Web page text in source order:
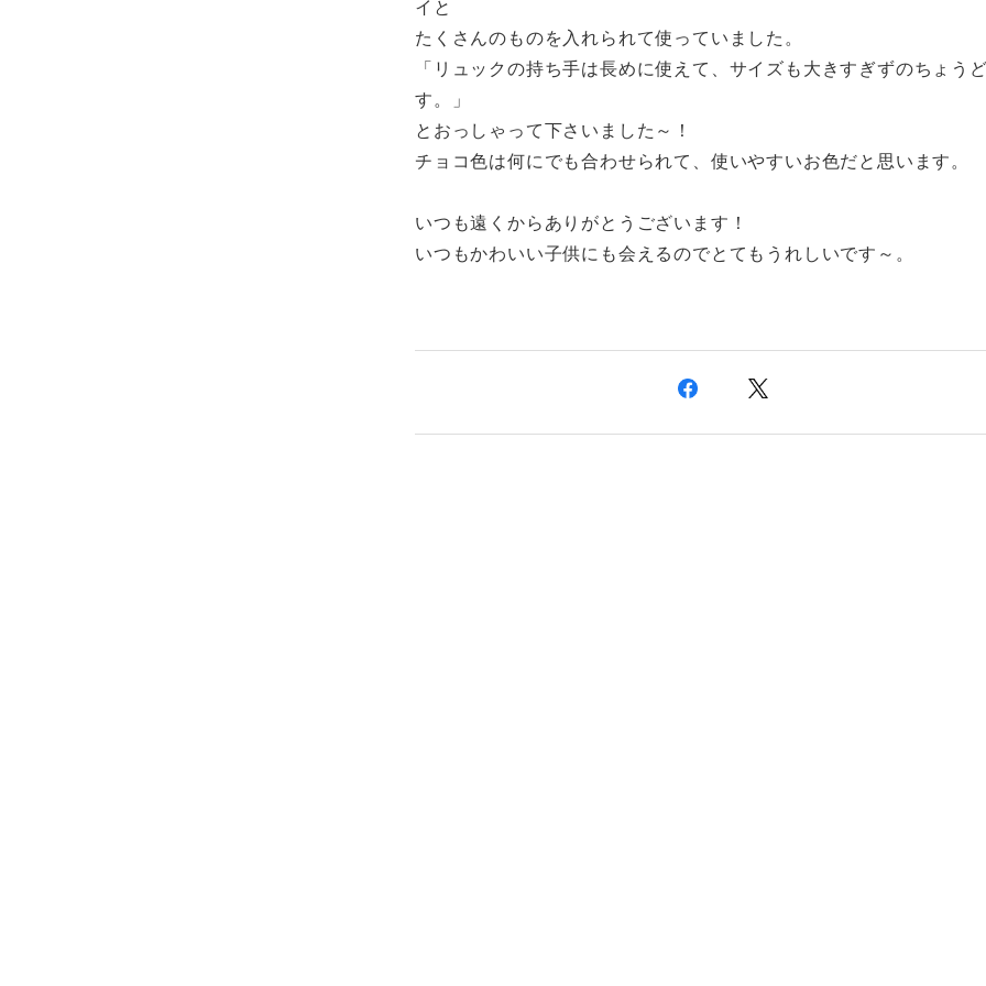
イと
たくさんのものを入れられて使っていました。
「リュックの持ち手は長めに使えて、サイズも大きすぎずのちょう
す。」
とおっしゃって下さいました～！
チョコ色は何にでも合わせられて、使いやすいお色だと思います。
いつも遠くからありがとうございます！
いつもかわいい子供にも会えるのでとてもうれしいです～。